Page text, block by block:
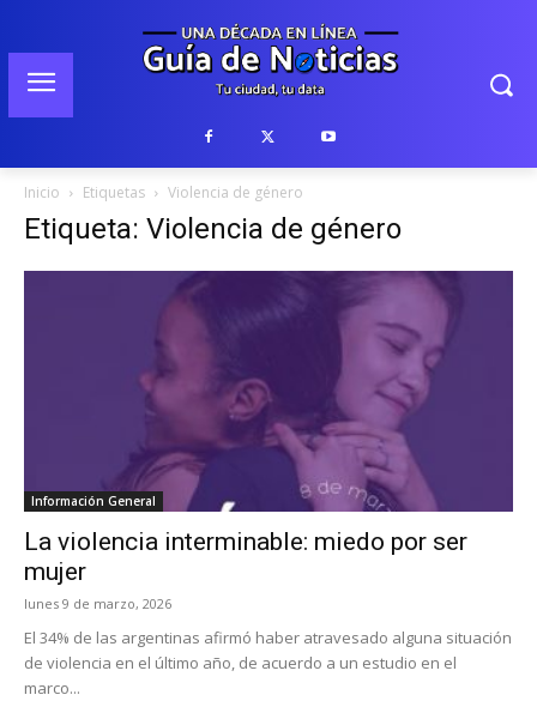
Inicio Etiquetas Violencia de género
Etiqueta: Violencia de género
Información General
La violencia interminable: miedo por ser
mujer
lunes 9 de marzo, 2026
El 34% de las argentinas afirmó haber atravesado alguna situación
de violencia en el último año, de acuerdo a un estudio en el
marco...